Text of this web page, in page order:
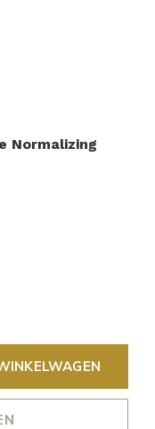
Normalizing